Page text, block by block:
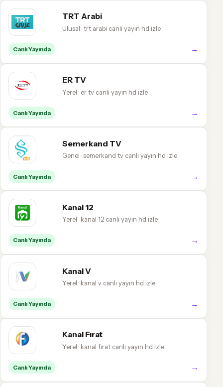
TRT Arabi
Ulusal · trt arabi canlı yayın hd izle
Canlı Yayında →
ER TV
Yerel · er tv canlı yayın hd izle
Canlı Yayında →
Semerkand TV
Genel · semerkand tv canlı yayın hd izle
Canlı Yayında →
Kanal 12
Yerel · kanal 12 canlı yayın hd izle
Canlı Yayında →
Kanal V
Yerel · kanal v canlı yayın hd izle
Canlı Yayında →
Kanal Fırat
Yerel · kanal fırat canlı yayın hd izle
Canlı Yayında →